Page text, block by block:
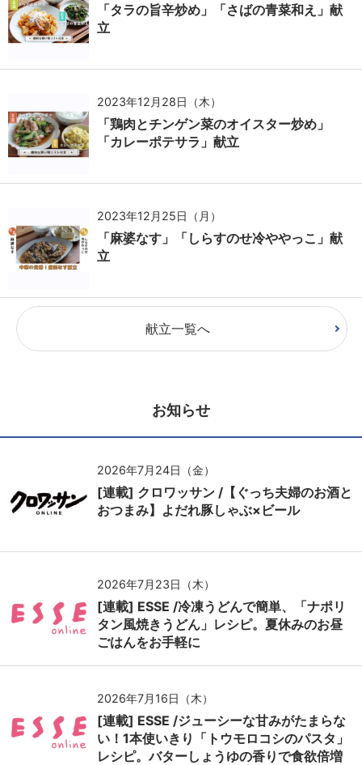
「タラの旨辛炒め」「さばの青菜和え」献
立
2023年12月28日（木）
「鶏肉とチンゲン菜のオイスター炒め」
「カレーポテサラ」献立
2023年12月25日（月）
「麻婆なす」「しらすのせ冷ややっこ」献
立
献立一覧へ
お知らせ
2026年7月24日（金）
[連載] クロワッサン /【ぐっち夫婦のお酒と
おつまみ】よだれ豚しゃぶ×ビール
2026年7月23日（木）
[連載] ESSE /冷凍うどんで簡単、「ナポリ
タン風焼きうどん」レシピ。夏休みのお昼
ごはんをお手軽に
2026年7月16日（木）
[連載] ESSE /ジューシーな甘みがたまらな
い！1本使いきり「トウモロコシのパスタ」
レシピ。バターしょうゆの香りで食欲倍増